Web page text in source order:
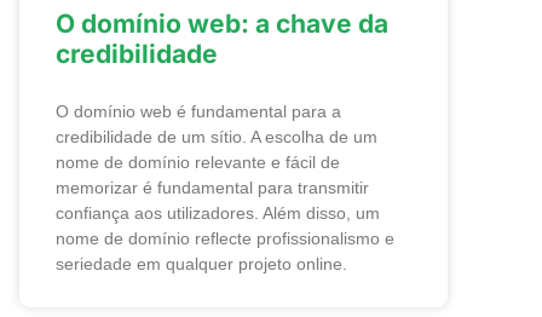
O domínio web: a chave da
credibilidade
O domínio web é fundamental para a
credibilidade de um sítio. A escolha de um
nome de domínio relevante e fácil de
memorizar é fundamental para transmitir
confiança aos utilizadores. Além disso, um
nome de domínio reflecte profissionalismo e
seriedade em qualquer projeto online.